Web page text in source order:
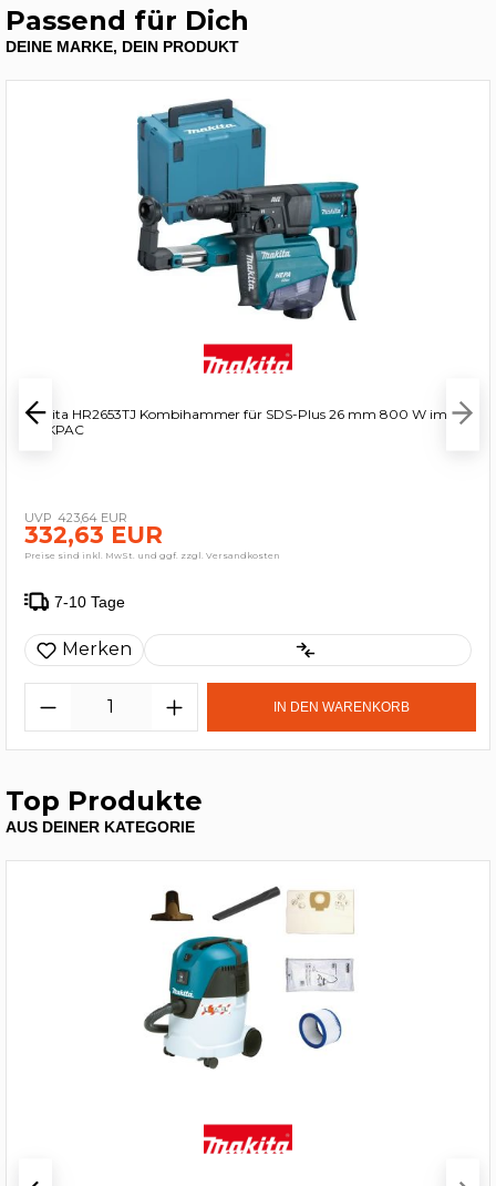
Passend für Dich
DEINE MARKE, DEIN PRODUKT
Makita HR2653TJ Kombihammer für SDS-Plus 26 mm 800 W im
MAKPAC
423,64 EUR
332,63 EUR
Preise sind inkl. MwSt. und ggf. zzgl. Versandkosten
7-10 Tage
Merken
IN DEN WARENKORB
Top Produkte
AUS DEINER KATEGORIE